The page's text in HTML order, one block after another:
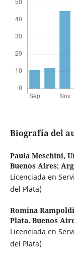
Biografía del
Paula Meschini,
Buenos Aires;
Licenciada en
del Plata)
Romina
Plata. Buenos
Licenciada en
del Plata)